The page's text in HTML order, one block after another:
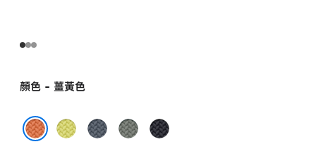
顏色 - 薑黃色
霓
錨
灰
午